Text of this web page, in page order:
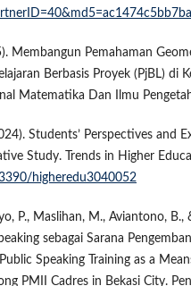
Membangun Pemahaman
Berbasis Proyek (PjBL) di
Matematika Dan Ilmu
Students’ Perspectives and
Study. Trends in Higher
higheredu3040052
P., Maslihan, M., Aviantono, B.,
sebagai Sarana
Speaking Training as a
PMII Cadres in Bekasi City.